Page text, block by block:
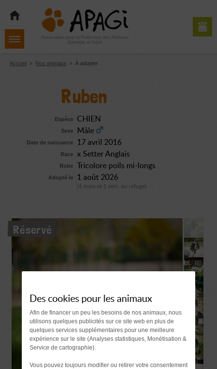
navigation
contenu
Aller
pied
de
Association pour la Protection des Animaux
Grenoble et Isère
Accueil » Nos animaux » À adopter
Ruben
Espèce CHIEN
Sexe Mâle
Date de naissance 17 avril 2016
Race x Setter Anglais
Robe Tricolore poils mi-longs
Adopté le 1 août 2026
(4 mois et 1 sem. au refuge)
Réservé
Des cookies pour les animaux
Afin de financer un peu les besoins de nos animaux, nous
utilisons quelques publicités sur ce site web en plus de
quelques services supplémentaires pour une meilleure
expérience sur le site (Analyses statistiques, Monétisation &
Service de cartographie).
Vous pouvez toujours modifier ou retirer votre consentement